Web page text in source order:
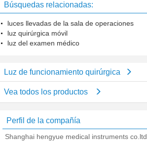
Búsquedas relacionadas:
luces llevadas de la sala de operaciones
luz quirúrgica móvil
luz del examen médico
Luz de funcionamiento quirúrgica
Vea todos los productos
Perfil de la compañía
Shanghai hengyue medical instruments co.ltd